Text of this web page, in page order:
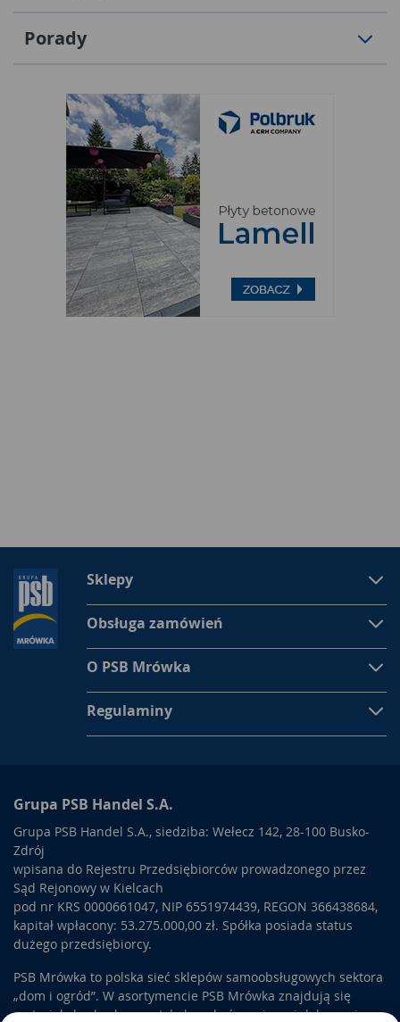
Porady
Sklepy
Obsługa zamówień
O PSB Mrówka
Regulaminy
Grupa PSB Handel S.A.
Grupa PSB Handel S.A., siedziba: Wełecz 142, 28-100 Busko-
Zdrój
wpisana do Rejestru Przedsiębiorców prowadzonego przez
Sąd Rejonowy w Kielcach
pod nr KRS 0000661047, NIP 6551974439, REGON 366438684,
kapitał wpłacony: 53.275.000,00 zł. Spółka posiada status
dużego przedsiębiorcy.
PSB Mrówka to polska sieć sklepów samoobsługowych sektora
„dom i ogród”. W asortymencie PSB Mrówka znajdują się
materiały budowlane, artykuły wykończeniowe i dekoracyjne,